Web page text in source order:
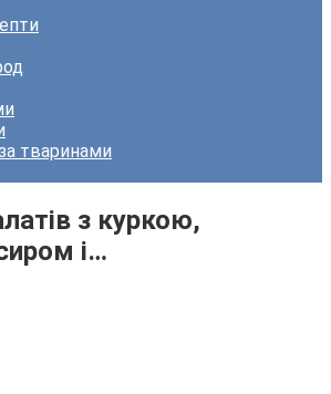
тваринами
з куркою,
і…